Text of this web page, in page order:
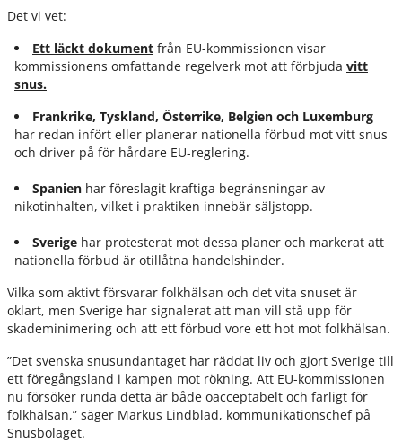
Det vi vet:
Ett läckt dokument från EU-kommissionen visar
kommissionens omfattande regelverk mot att förbjuda vitt
snus.
Frankrike, Tyskland, Österrike, Belgien och Luxemburg
har redan infört eller planerar nationella förbud mot vitt snus
och driver på för hårdare EU-reglering.
Spanien har föreslagit kraftiga begränsningar av
nikotinhalten, vilket i praktiken innebär säljstopp.
Sverige har protesterat mot dessa planer och markerat att
nationella förbud är otillåtna handelshinder.
Vilka som aktivt försvarar folkhälsan och det vita snuset är
oklart, men Sverige har signalerat att man vill stå upp för
skademinimering och att ett förbud vore ett hot mot folkhälsan.
”Det svenska snusundantaget har räddat liv och gjort Sverige till
ett föregångsland i kampen mot rökning. Att EU-kommissionen
nu försöker runda detta är både oacceptabelt och farligt för
folkhälsan,” säger Markus Lindblad, kommunikationschef på
Snusbolaget.